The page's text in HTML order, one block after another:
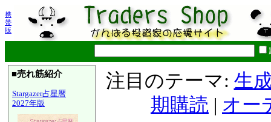
携
帯
版
■売れ筋紹介
Stargazer占星暦
2027年版
注目のテーマ: 生
期購読 | オー